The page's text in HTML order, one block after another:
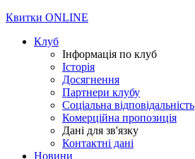
Квитки ONLINE
Клуб
Інформація по клуб
Історія
Досягнення
Партнери клубу
Соціальна відповідальність
Комерційна пропозиція
Дані для зв'язку
Контактні дані
Новини